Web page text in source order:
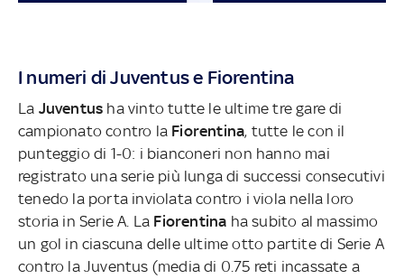
I numeri di Juventus e Fiorentina
La Juventus ha vinto tutte le ultime tre gare di
campionato contro la Fiorentina, tutte le con il
punteggio di 1-0: i bianconeri non hanno mai
registrato una serie più lunga di successi consecutivi
tenedo la porta inviolata contro i viola nella loro
storia in Serie A. La Fiorentina ha subito al massimo
un gol in ciascuna delle ultime otto partite di Serie A
contro la Juventus (media di 0.75 reti incassate a